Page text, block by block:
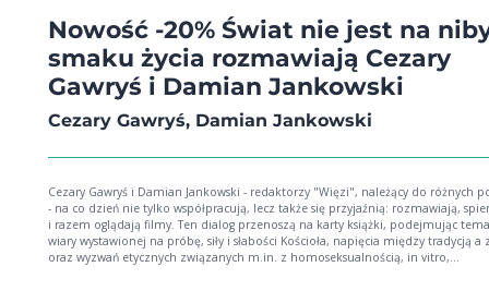
Nowość -20% Świat nie jest na
smaku życia rozmawiają Cezary
Gawryś i Damian Jankowski
Cezary Gawryś, Damian Jankowski
Cezary Gawryś i Damian Jankowski - redaktorzy "Więzi", należący do różnych
- na co dzień nie tylko współpracują, lecz także się przyjaźnią: rozmawiają,
i razem oglądają filmy. Ten dialog przenoszą na karty książki, podejmując
wiary wystawionej na próbę, siły i słabości Kościoła, napięcia między tradycją a
oraz wyzwań etycznych związanych m.in. z homoseksualnością, in vitro,